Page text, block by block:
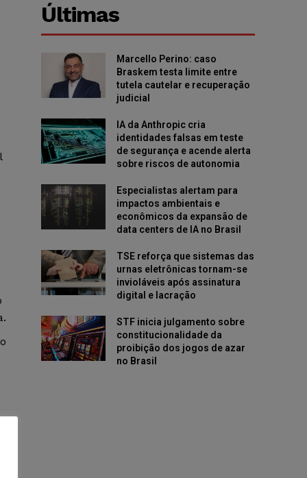
Últimas
Marcello Perino: caso
Braskem testa limite entre
tutela cautelar e recuperação
judicial
IA da Anthropic cria
identidades falsas em teste
de segurança e acende alerta
sobre riscos de autonomia
Especialistas alertam para
impactos ambientais e
econômicos da expansão de
data centers de IA no Brasil
TSE reforça que sistemas das
urnas eletrônicas tornam-se
invioláveis após assinatura
digital e lacração
STF inicia julgamento sobre
constitucionalidade da
proibição dos jogos de azar
no Brasil